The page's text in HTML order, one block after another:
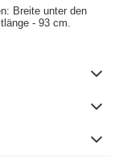
Breite unter den
- 93 cm.